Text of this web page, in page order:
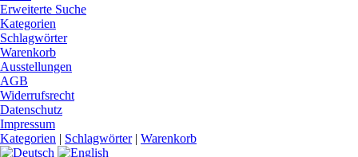
Erweiterte Suche
Kategorien
Schlagwörter
Warenkorb
Ausstellungen
AGB
Widerrufsrecht
Datenschutz
Impressum
Kategorien | Schlagwörter| Warenkorb